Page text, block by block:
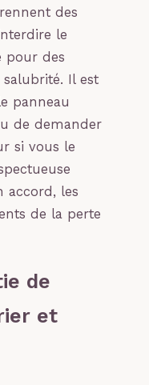
des
le
pour des
Il est
panneau
de demander
si vous le
accord, les
de la perte
de
et